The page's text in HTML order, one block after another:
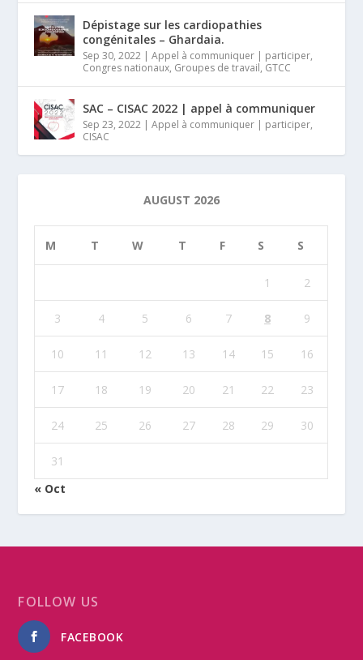
Dépistage sur les cardiopathies
congénitales – Ghardaia.
Sep 30, 2022 |Appel à communiquer | participer,
Congres nationaux, Groupes de travail, GTCC
SAC – CISAC 2022 | appel à communiquer
Sep 23, 2022 |Appel à communiquer | participer,
CISAC
AUGUST 2026
M T W T F S S
1 2
3 4 5 6 7 8 9
10 11 12 13 14 15 16
17 18 19 20 21 22 23
24 25 26 27 28 29 30
31
« Oct
FOLLOW US
FACEBOOK